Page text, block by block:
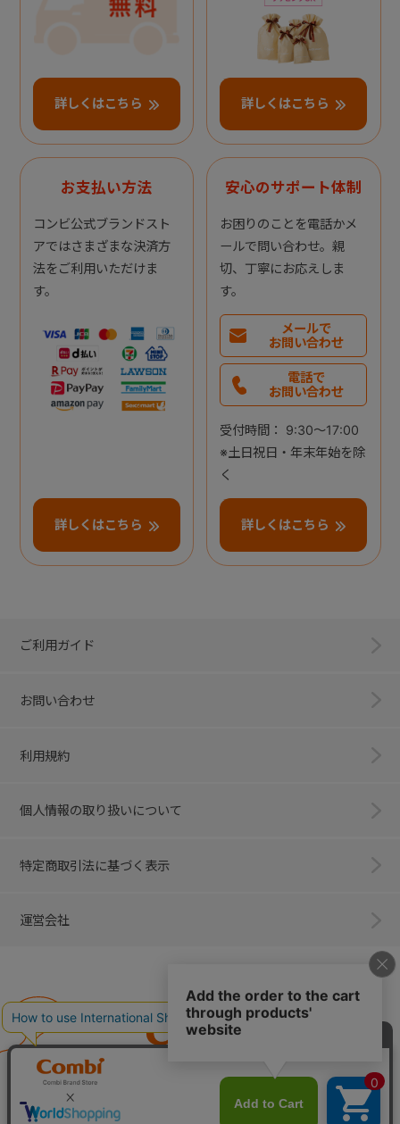
詳しくはこちら 詳しくはこちら
お支払い方法
コンビ公式ブランドスト
アではさまざまな決済方
法をご利用いただけま
す。
詳しくはこちら
安心のサポート体制
お困りのことを電話かメ
ールで問い合わせ。親
切、丁寧にお応えしま
す。
メールで
お問い合わせ
電話で
お問い合わせ
受付時間： 9:30～17:00
※土日祝日・年末年始を除
く
詳しくはこちら
ご利用ガイド
お問い合わせ
利用規約
個人情報の取り扱いについて
特定商取引法に基づく表示
運営会社
子育てに、イノベーションを。
ベビー用品のコンビ株式会社